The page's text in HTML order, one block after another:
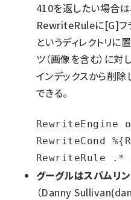
410を返したい場合
RewriteRuleに[G]フ
というディレクトリ
ツ（画像を含む）に
インデックスから削除
できる。
RewriteEngine
RewriteCond
RewriteRule .*
グーグルはスパムリ
（Danny